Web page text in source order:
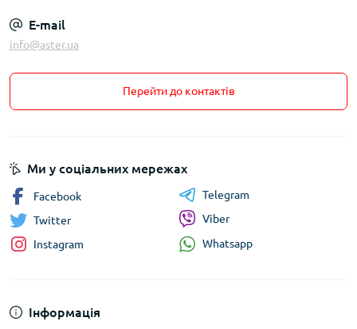
E-mail
info@aster.ua
Перейти до контактів
Інформація
Ми у соціальних мережах
Facebook
Twitter
Instagram
Telegram
Viber
Whatsapp